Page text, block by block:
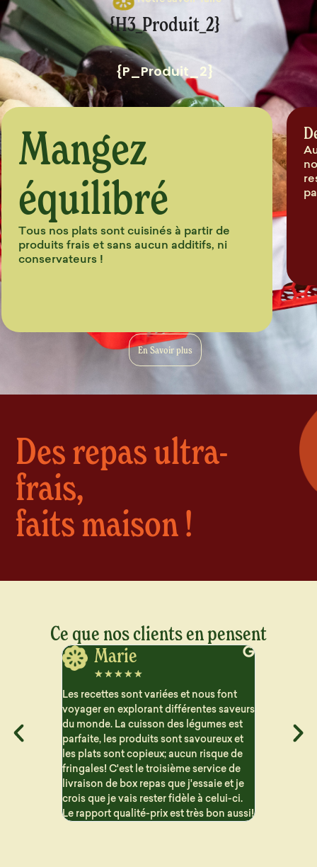
{H3_Produit_2}
{P_Produit_2}
Mangez
équilibré
Tous nos plats sont cuisinés à partir de
produits frais et sans aucun additifs, ni
conservateurs !
En Savoir plus
Des repas ultra-
frais,
faits maison !
Ce que nos clients en pensent
est
et
Jerome
☆☆☆☆☆
Vraiment satisfait des plats que je reçois
pour le semaine. Beaucoup de choix et
les repas sont bien détaillé pour suivre
les macros. Les portions sont généreuse
et c'est vraiment bon !! Problème de
livraison mais qui n'est en aucun cas la
faute de Dailycieux. Je recommande